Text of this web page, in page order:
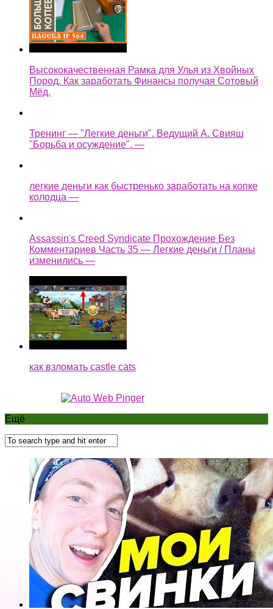
Высококачественная Рамка для Улья из Хвойных
Пород. Как заработать Финансы получая Сотовый
Мёд.
Тренинг — "Легкие деньги". Ведущий А. Свияш
"Борьба и осуждение". —
легкие деньги как быстренько заработать на копке
колодца —
Assassin's Creed Syndicate Прохождение Без
Комментариев Часть 35 — Легкие деньги / Планы
изменились —
как взломать castle cats
Ещё